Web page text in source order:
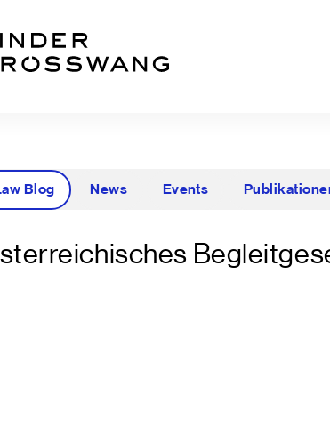
Blog News Events